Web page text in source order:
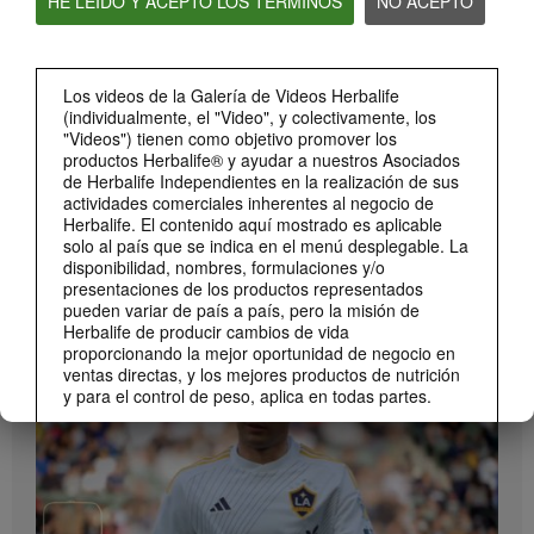
Los videos de la Galería de Videos Herbalife
(individualmente, el "Video", y colectivamente, los
"Videos") tienen como objetivo promover los
productos Herbalife® y ayudar a nuestros Asociados
de Herbalife Independientes en la realización de sus
actividades comerciales inherentes al negocio de
Herbalife. El contenido aquí mostrado es aplicable
solo al país que se indica en el menú desplegable. La
disponibilidad, nombres, formulaciones y/o
presentaciones de los productos representados
pueden variar de país a país, pero la misión de
Herbalife de producir cambios de vida
proporcionando la mejor oportunidad de negocio en
ventas directas, y los mejores productos de nutrición
y para el control de peso, aplica en todas partes.
Los Videos podrían incluir las experiencias del
volumen de ventas acumulado, o reseñas de
ingresos adquiridos, de Asociados de Herbalife
Independientes de diferentes niveles del Plan de
Ventas y Mercadeo en diversos países. Estos
Bioniq GO: Conoce los productos
Cómo tomar Bioniq GO
Descubre las diferentes formas de usar Bioniq GO.
MARCA Y PATROCINIOS Ver Todos